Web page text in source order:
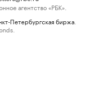
агентство «РБК».
Петербургская биржа